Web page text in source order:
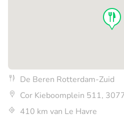
De Beren Rotterdam-Zuid
Cor Kieboomplein 511,
410 km van Le Havre